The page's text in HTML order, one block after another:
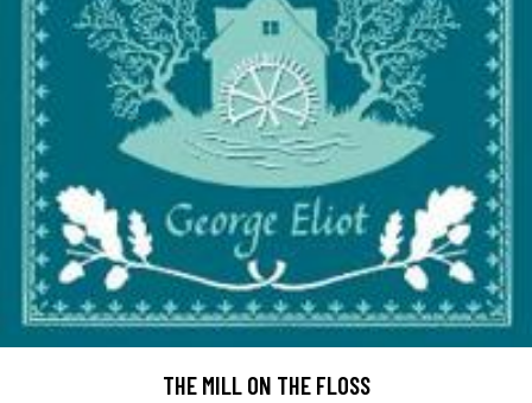
THE MILL ON THE FLOSS